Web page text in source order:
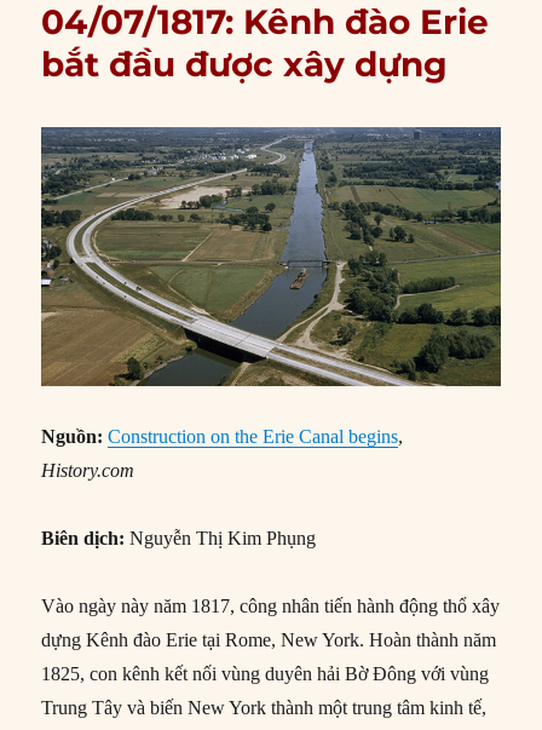
04/07/1817: Kênh đào Erie
bắt đầu được xây dựng
Nguồn:Construction on the Erie Canal begins,
History.com
Biên dịch: Nguyễn Thị Kim Phụng
Vào ngày này năm 1817, công nhân tiến hành động thổ xây
dựng Kênh đào Erie tại Rome, New York. Hoàn thành năm
1825, con kênh kết nối vùng duyên hải Bờ Đông với vùng
Trung Tây và biến New York thành một trung tâm kinh tế,